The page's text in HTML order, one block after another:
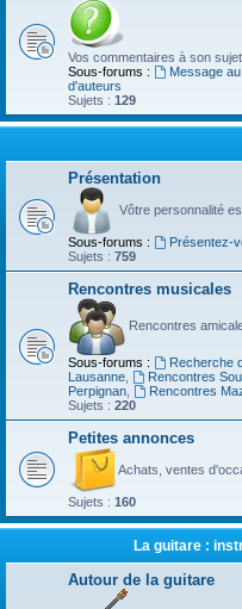
Vos commentaires à son sujet
Sous-forums :
Message
d'auteurs
Sujets : 129
Présentation
Vôtre personnalité
Sous-forums : Présentez-
Sujets : 759
Rencontres musicales
Rencontres
Sous-forums : Recherche
Lausanne
Rencontres
Perpignan
Rencontres
Sujets : 220
Petites annonces
Achats, ventes
Sujets : 160
La guitare :
Autour de la guitare